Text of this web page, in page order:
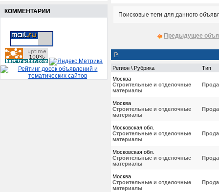
Поисковые теги для данного
Предыдущее
Регион \ Рубрика
Тип
Москва
Строительные и отделочные
материалы
Москва
Строительные и отделочные
материалы
Московская обл.
Строительные и отделочные
материалы
Московская обл.
Строительные и отделочные
материалы
Москва
Строительные и отделочные
материалы
КОММЕНТАРИИ